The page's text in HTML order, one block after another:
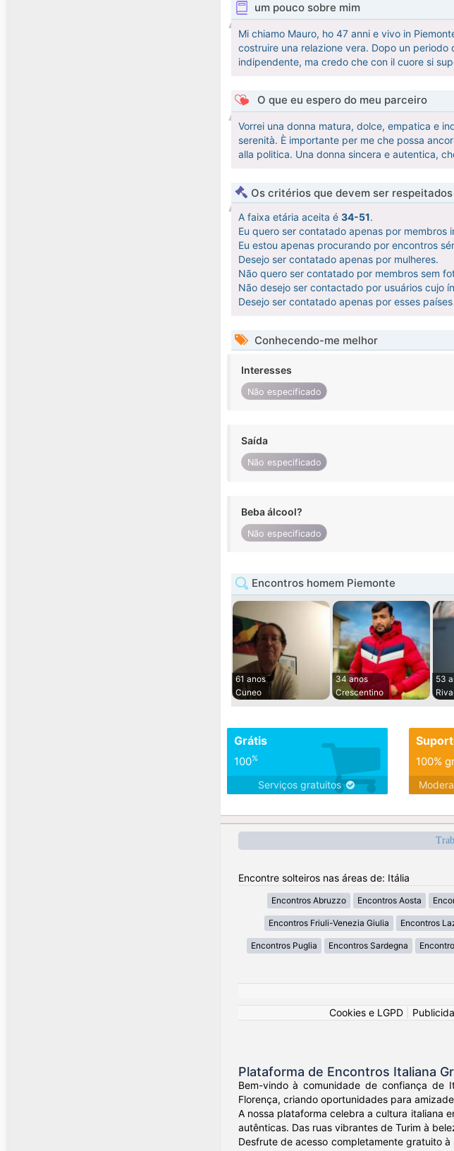
um pouco sobre mim
Mi chiamo Mauro, ho 47 anni e vivo in
costruire una relazione vera. Dopo un
indipendente, ma credo che con il cuore si
O que eu espero do meu parceiro
Vorrei una donna matura, dolce, empatica e
serenità. È importante per me che possa
alla politica. Una donna sincera e autentica,
Os critérios que devem ser respeitados
A faixa etária aceita é 34-51.
Eu quero ser contatado apenas por membros
Eu estou apenas procurando por encontros
Desejo ser contatado apenas por mulheres.
Não quero ser contatado por membros sem
Não desejo ser contactado por usuários cujo
Desejo ser contatado apenas por esses países
Conhecendo-me melhor
Interesses
Não especificado
Saída
Não especificado
Beba álcool?
Não especificado
Encontros homem Piemonte
61 anos
Cuneo
34 anos
Crescentino
53
Grátis
100%
Serviços gratuitos
100%
Encontre solteiros nas áreas de: Itália
Encontros Abruzzo Encontros Aosta
Encontros Friuli-Venezia Giulia Encontros
Encontros Puglia Encontros Sardegna
Cookies e LGPD
Plataforma de Encontros Italiana
Bem-vindo à comunidade de confiança de
Florença, criando oportunidades para
A nossa plataforma celebra a cultura italiana
autênticas. Das ruas vibrantes de Turim à
Desfrute de acesso completamente gratuito